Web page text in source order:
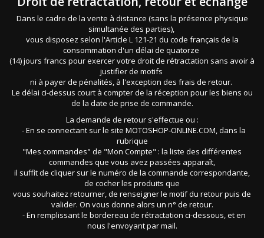
Dans le cadre de la vente à distance (sans la présence physique
simultanée des parties),
vous disposez selon l'Article L 121-21 du code français de la
consommation d'un délai de quatorze
(14) jours francs pour exercer votre droit de rétractation sans avoir à
justifier de motifs
ni à payer de pénalités, à l'exception des frais de retour.
Le délai ci-dessus court à compter de la réception pour les biens ou
de la date de prise de commande.
La demande de retour s'effectue ou :
- En se connectant sur le site MOTOSHOP-ONLINE.COM, dans la
rubrique
"Mes commandes" de "Mon Compte" : la liste des différentes
commandes que vous avez passées apparaît,
il suffit de cliquer sur le numéro de la commande correspondante,
de cocher les produits que
vous souhaitez retourner, de renseigner le motif du retour puis de
valider. On vous donne alors un n° de retour.
- En remplissant le bordereau de rétractation ci-dessous, et en
nous l'envoyant par mail.